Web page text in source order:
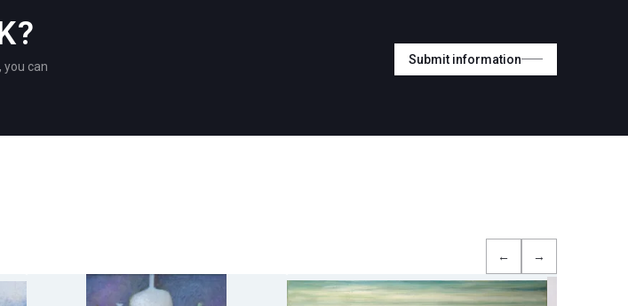
can
Submit information
← →